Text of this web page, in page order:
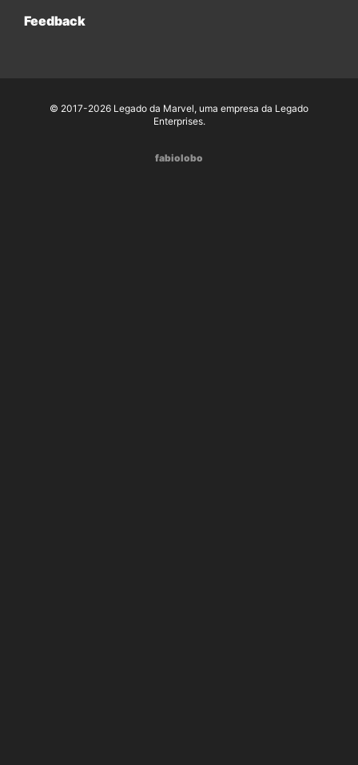
Feedback
© 2017-2026 Legado da Marvel, uma empresa da Legado
Enterprises.
fabiolobo